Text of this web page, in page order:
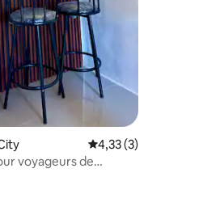
base de 3 commentaires : 5 sur 5
Évaluation
4,33 (3)
voyageurs de
4 ou 5)